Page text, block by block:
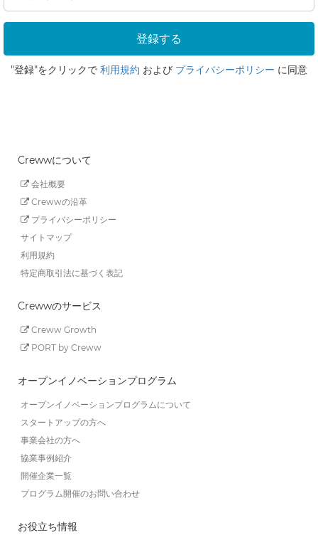
"登録"をクリックで 利用規約 および プライバシーポリシー に同意
Crewwについて
会社概要
Crewwの沿革
プライバシーポリシー
サイトマップ
利用規約
特定商取引法に基づく表記
Crewwのサービス
Creww Growth
PORT by Creww
オープンイノベーションプログラム
オープンイノベーションプログラムについて
スタートアップの方へ
事業会社の方へ
協業事例紹介
開催企業一覧
プログラム開催のお問い合わせ
お役立ち情報